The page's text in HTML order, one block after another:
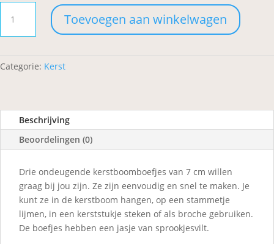
kerstboomboefjes
aantal
Toevoegen aan winkelwagen
Categorie: Kerst
Beschrijving
Beoordelingen (0)
Drie ondeugende kerstboomboefjes van 7 cm willen
graag bij jou zijn. Ze zijn eenvoudig en snel te maken. Je
kunt ze in de kerstboom hangen, op een stammetje
lijmen, in een kerststukje steken of als broche gebruiken.
De boefjes hebben een jasje van sprookjesvilt.